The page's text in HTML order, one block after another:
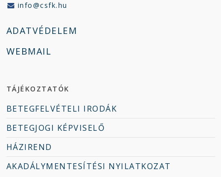
info@csfk.hu
ADATVÉDELEM
WEBMAIL
TÁJÉKOZTATÓK
BETEGFELVÉTELI IRODÁK
BETEGJOGI KÉPVISELŐ
HÁZIREND
AKADÁLYMENTESÍTÉSI NYILATKOZAT